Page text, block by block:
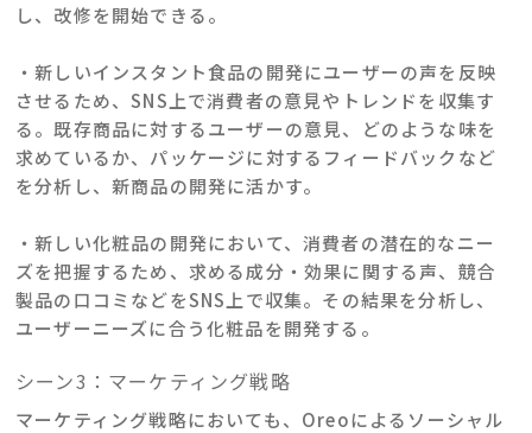
し、改修を開始できる。
・新しいインスタント食品の開発にユーザーの声を反映
させるため、SNS上で消費者の意見やトレンドを収集す
る。既存商品に対するユーザーの意見、どのような味を
求めているか、パッケージに対するフィードバックなど
を分析し、新商品の開発に活かす。
・新しい化粧品の開発において、消費者の潜在的なニー
ズを把握するため、求める成分・効果に関する声、競合
製品の口コミなどをSNS上で収集。その結果を分析し、
ユーザーニーズに合う化粧品を開発する。
シーン3：マーケティング戦略
マーケティング戦略においても、Oreoによるソーシャル